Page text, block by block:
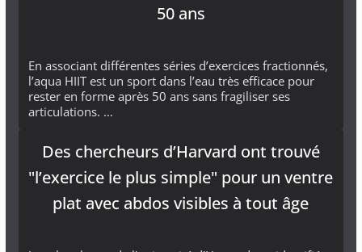
50 ans
En associant différentes séries d’exercices fractionnés,
l’aqua HIIT est un sport dans l’eau très efficace pour
rester en forme après 50 ans sans fragiliser ses
articulations. …
Des chercheurs d’Harvard ont trouvé
"l’exercice le plus simple" pour un ventre
plat avec abdos visibles à tout âge